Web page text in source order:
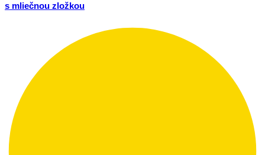
s mliečnou zložkou